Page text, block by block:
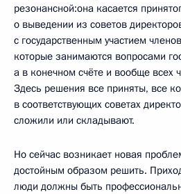
резонансной:она касается
о выведении из советов
с государственным участием
которые занимаются вопросами
а в конечном счёте и вообще всех
Здесь решения все приняты, все
в соответствующих советах
сложили или складывают.
Но сейчас возникает новая
достойным образом решить.
люди должны быть